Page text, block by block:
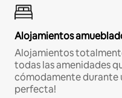
Alojamientos
Alojamientos
todas las amenidades
cómodamente durante
perfecta!